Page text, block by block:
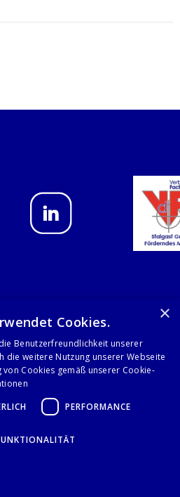
×
Cookies.
Benutzerfreundlichkeit unserer
die weitere Nutzung unserer Webseite
Cookies gemäß unserer Cookie-
PERFORMANCE